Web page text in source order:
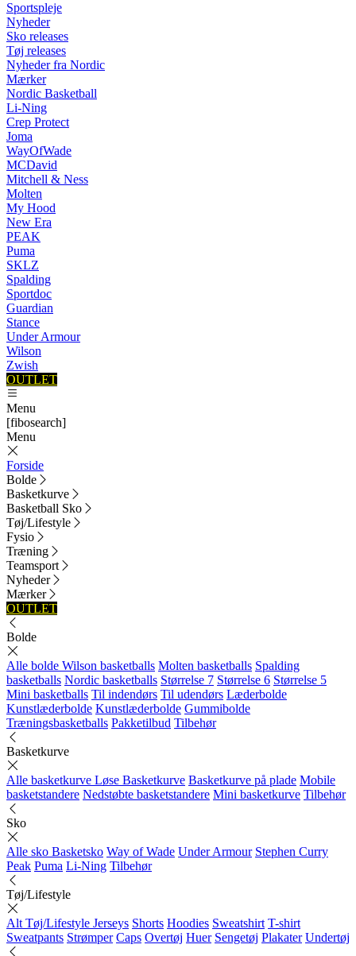
Sportspleje
Nyheder
Sko releases
Tøj releases
Nyheder fra Nordic
Mærker
Nordic Basketball
Li-Ning
Crep Protect
Joma
WayOfWade
MCDavid
Mitchell & Ness
Molten
My Hood
New Era
PEAK
Puma
SKLZ
Spalding
Sportdoc
Guardian
Stance
Under Armour
Wilson
Zwish
OUTLET
Menu
[fibosearch]
Menu
Forside
Bolde
Basketkurve
Basketball Sko
Tøj/Lifestyle
Fysio
Træning
Teamsport
Nyheder
Mærker
OUTLET
Bolde
Alle bolde Wilson basketballs Molten basketballs Spalding
basketballs Nordic basketballs Størrelse 7 Størrelse 6 Størrelse 5
Mini basketballs Til indendørs Til udendørs Læderbolde
Kunstlæderbolde Kunstlæderbolde Gummibolde
Træningsbasketballs Pakketilbud Tilbehør
Basketkurve
Alle basketkurve Løse Basketkurve Basketkurve på plade Mobile
basketstandere Nedstøbte basketstandere Mini basketkurve Tilbehør
Sko
Alle sko Basketsko Way of Wade Under Armour Stephen Curry
Peak Puma Li-Ning Tilbehør
Tøj/Lifestyle
Alt Tøj/Lifestyle Jerseys Shorts Hoodies Sweatshirt T-shirt
Sweatpants Strømper Caps Overtøj Huer Sengetøj Plakater Undertøj